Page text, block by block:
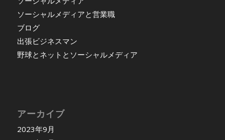
ソーシャルメディアと営業職
ブログ
出張ビジネスマン
野球とネットとソーシャルメディア
アーカイブ
2023年9月